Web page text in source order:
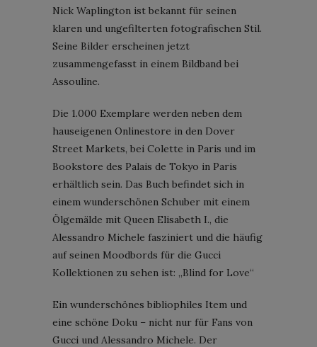
Nick Waplington ist bekannt für seinen
klaren und ungefilterten fotografischen Stil.
Seine Bilder erscheinen jetzt
zusammengefasst in einem Bildband bei
Assouline.
Die 1.000 Exemplare werden neben dem
hauseigenen Onlinestore in den Dover
Street Markets, bei Colette in Paris und im
Bookstore des Palais de Tokyo in Paris
erhältlich sein. Das Buch befindet sich in
einem wunderschönen Schuber mit einem
Ölgemälde mit Queen Elisabeth I., die
Alessandro Michele fasziniert und die häufig
auf seinen Moodbords für die Gucci
Kollektionen zu sehen ist: „Blind for Love“
Ein wunderschönes bibliophiles Item und
eine schöne Doku – nicht nur für Fans von
Gucci und Alessandro Michele. Der